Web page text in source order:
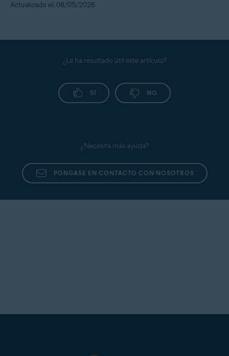
Actualizado el: 08/05/2026
¿Le ha resultado útil este artículo?
SÍ NO
¿Necesita más ayuda?
PÓNGASE EN CONTACTO CON NOSOTROS